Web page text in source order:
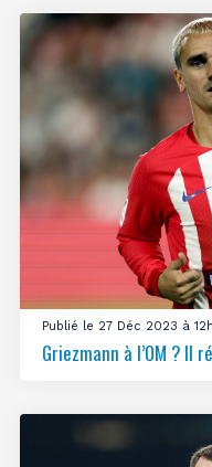
Publié le 27 Déc 2023 à
Griezmann à l’OM ? Il